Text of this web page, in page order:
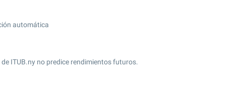
automática
ITUB.ny no predice rendimientos futuros.